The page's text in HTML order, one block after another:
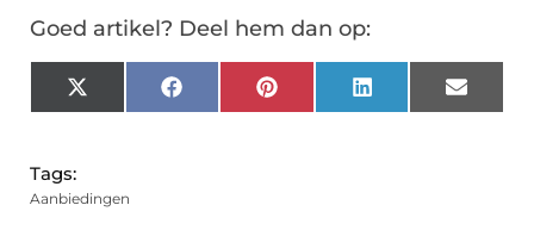
Goed artikel? Deel hem dan op:
X
(Twitter)
FacebookPinterest LinkedIn Email
Tags:
Aanbiedingen